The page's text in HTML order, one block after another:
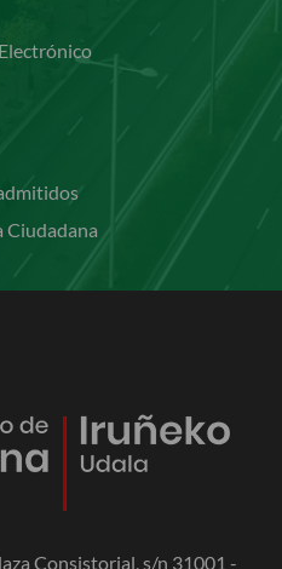
Ciudadana
Consistorial,s/n 31001 -